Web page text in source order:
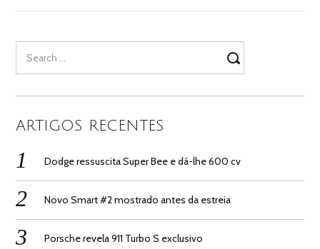
for:
ARTIGOS RECENTES
Dodge ressuscita Super Bee e dá-lhe 600 cv
Novo Smart #2 mostrado antes da estreia
Porsche revela 911 Turbo S exclusivo